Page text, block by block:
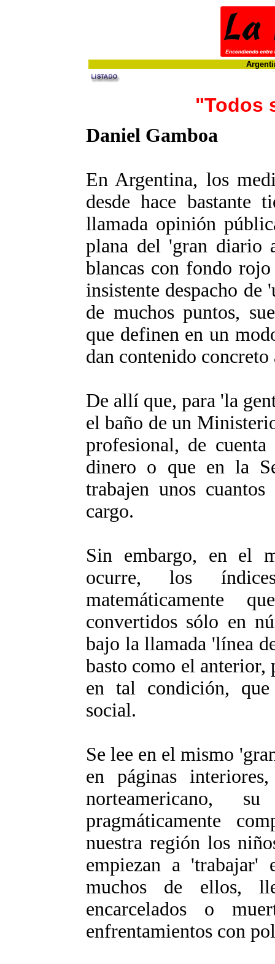
"Todos
Daniel Gamboa
En Argentina, los
desde hace bastante
llamada opinión
plana del 'gran diario
blancas con fondo
insistente despacho
de muchos puntos,
que definen en un
dan contenido
De allí que, para 'la
el baño de un
profesional, de
dinero o que en la
trabajen unos
cargo.
Sin embargo, en el
ocurre, los
matemáticamente
convertidos sólo en
bajo la llamada 'línea
basto como el anterior,
en tal condición,
social.
Se lee en el mismo
en páginas
norteamericano,
pragmáticamente
nuestra región los
empiezan a
muchos de ellos,
encarcelados o
enfrentamientos con